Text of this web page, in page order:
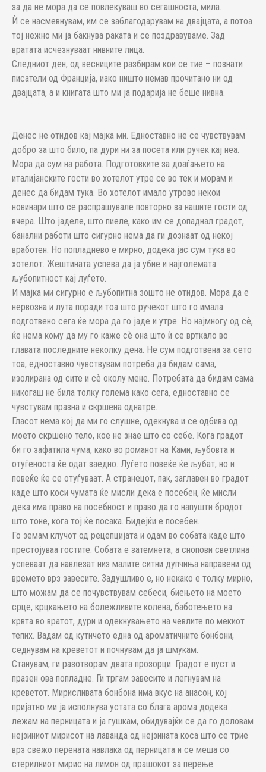
за да не мора да се повлекуваш во сегашноста, мила.
Ѝ се насмевнувам, им се заблагодарувам на двајцата, а потоа
тој нежно ми ја бакнува раката и се поздравуваме. Зад
вратата исчезнуваат нивните лица.
Следниот ден, од весниците разбирам кои се тие – познати
писатели од Франција, иако ништо немав прочитано ни од
двајцата, а и книгата што ми ја подарија не беше нивна.
Денес не отидов кај мајка ми. Едноставно не се чувствувам
добро за што било, па дури ни за посета или ручек кај неа.
Мора да сум на работа. Подготовките за доаѓањето на
италијанските гости во хотелот утре се во тек и морам и
денес да бидам тука. Во хотелот имало утрово некои
новинари што се распрашувале повторно за нашите гости од
вчера. Што јаделе, што пиеле, како им се допаднал градот,
банални работи што сигурно нема да ги дознаат од некој
вработен. Но попладнево е мирно, додека јас сум тука во
хотелот. Жештината успева да ја убие и најголемата
љубопитност кај луѓето.
И мајка ми сигурно е љубопитна зошто не отидов. Мора да е
нервозна и лута поради тоа што ручекот што го имала
подготвено сега ќе мора да го јаде и утре. Но најмногу од сѐ,
ќе нема кому да му го каже сѐ она што ѝ се врткало во
главата последните неколку дена. Не сум подготвена за сето
тоа, едноставно чувствувам потреба да бидам сама,
изолирана од сите и сѐ околу мене. Потребата да бидам сама
никогаш не била толку голема како сега, едноставно се
чувстувам празна и скршена однатре.
Гласот нема кој да ми го слушне, одекнува и се одбива од
моето скршено тело, кое не знае што со себе. Кога градот
би го зафатила чума, како во романот на Ками, љубовта и
отуѓеноста ќе одат заедно. Луѓето повеќе ќе љубат, но и
повеќе ќе се отуѓуваат. А странецот, пак, заглавен во градот
каде што коси чумата ќе мисли дека е посебен, ќе мисли
дека има право на посебност и право да го напушти бродот
што тоне, кога тој ќе посака. Бидејќи е посебен.
Го земам клучот од рецепцијата и одам во собата каде што
престојуваа гостите. Собата е затемнета, а снопови светлина
успеваат да навлезат низ малите ситни дупчиња направени од
времето врз завесите. Задушливо е, но некако е толку мирно,
што можам да се почувствувам себеси, биењето на моето
срце, крцкањето на болежливите колена, баботењето на
крвта во вратот, дури и одекнувањето на чевлите по мекиот
тепих. Вадам од кутичето една од ароматичните бонбони,
седнувам на креветот и почнувам да ја шмукам.
Станувам, ги разотворам двата прозорци. Градот е пуст и
празен ова попладне. Ги тргам завесите и легнувам на
креветот. Мирисливата бонбона има вкус на анасон, кој
пријатно ми ја исполнува устата со блага арома додека
лежам на перницата и ја гушкам, обидувајќи се да го доловам
нејзиниот мирисот на лаванда од нејзината коса што се трие
врз свежо перената навлака од перницата и се меша со
стерилниот мирис на лимон од прашокот за перење.